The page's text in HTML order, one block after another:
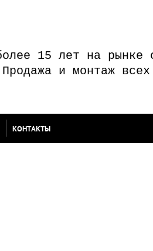
15 лет на рынке
и монтаж
КОНТАКТЫ